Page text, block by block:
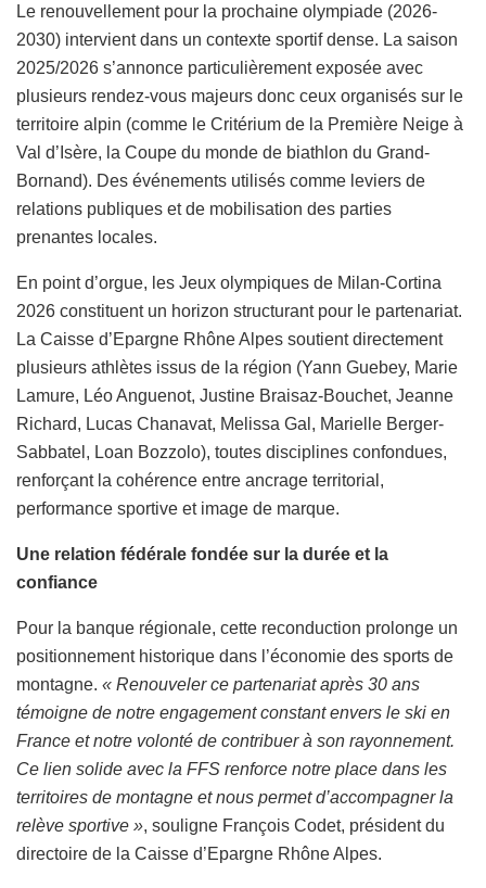
Le renouvellement pour la prochaine olympiade (2026-
2030) intervient dans un contexte sportif dense. La saison
2025/2026 s’annonce particulièrement exposée avec
plusieurs rendez-vous majeurs donc ceux organisés sur le
territoire alpin (comme le Critérium de la Première Neige à
Val d’Isère, la Coupe du monde de biathlon du Grand-
Bornand). Des événements utilisés comme leviers de
relations publiques et de mobilisation des parties
prenantes locales.
En point d’orgue, les Jeux olympiques de Milan-Cortina
2026 constituent un horizon structurant pour le partenariat.
La Caisse d’Epargne Rhône Alpes soutient directement
plusieurs athlètes issus de la région (Yann Guebey, Marie
Lamure, Léo Anguenot, Justine Braisaz-Bouchet, Jeanne
Richard, Lucas Chanavat, Melissa Gal, Marielle Berger-
Sabbatel, Loan Bozzolo), toutes disciplines confondues,
renforçant la cohérence entre ancrage territorial,
performance sportive et image de marque.
Une relation fédérale fondée sur la durée et la
confiance
Pour la banque régionale, cette reconduction prolonge un
positionnement historique dans l’économie des sports de
montagne. « Renouveler ce partenariat après 30 ans
témoigne de notre engagement constant envers le ski en
France et notre volonté de contribuer à son rayonnement.
Ce lien solide avec la FFS renforce notre place dans les
territoires de montagne et nous permet d’accompagner la
relève sportive », souligne François Codet, président du
directoire de la Caisse d’Epargne Rhône Alpes.